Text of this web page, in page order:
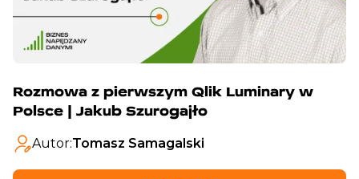
Rozmowa z pierwszym Qlik Luminary w
Polsce | Jakub Szurogajło
Autor:Tomasz Samagalski